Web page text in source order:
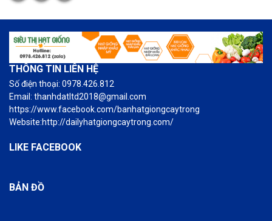
THÔNG TIN LIÊN HỆ
Số điện thoại: 0978.426.812
Email: thanhdatltd2018@gmail.com
https://www.facebook.com/banhatgiongcaytrong
Website:http://dailyhatgiongcaytrong.com/
LIKE FACEBOOK
BẢN ĐỒ